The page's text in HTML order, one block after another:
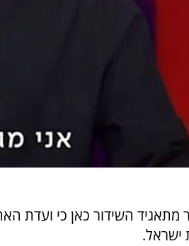
ערוץ 7 נמסר מתאגיד השידור
ישראל.